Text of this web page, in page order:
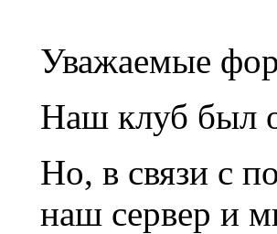
Уважаемые
Наш клуб был
Но, в связи с
наш сервер и